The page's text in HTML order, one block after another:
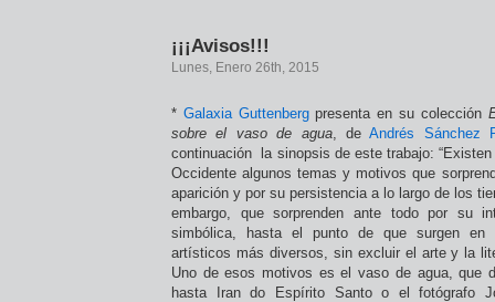
¡¡¡Avisos!!!
Lunes, Enero 26th, 2015
* Galaxia Guttenbergpresenta en su colección
sobre el vaso de agua, deAndrés Sánchez
continuación la sinopsis de este trabajo:
Occidente algunos temas y motivos que
aparición y por su persistencia a lo largo de los
embargo, que sorprenden ante todo por su
simbólica, hasta el punto de que surgen en
artísticos más diversos, sin excluir el arte y la
Uno de esos motivos es el vaso de agua, que
hasta Iran do Espírito Santo o el fotógrafo